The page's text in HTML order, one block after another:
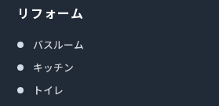
リフォーム
バスルーム
キッチン
トイレ